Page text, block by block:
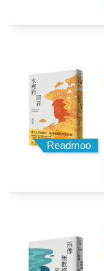
Readmoo